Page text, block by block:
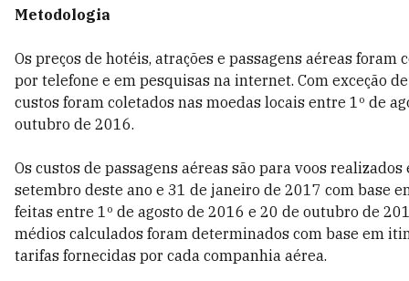
Metodologia
Os preços de hotéis, atrações e passagens aéreas foram
por telefone e em pesquisas na internet. Com exceção
custos foram coletados nas moedas locais entre 1º de
outubro de 2016.
Os custos de passagens aéreas são para voos realizados
setembro deste ano e 31 de janeiro de 2017 com base
feitas entre 1º de agosto de 2016 e 20 de outubro de
médios calculados foram determinados com base em
tarifas fornecidas por cada companhia aérea.